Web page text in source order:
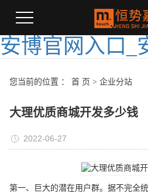
安博官网入口_
您当前的位置 ： 首 页 > 企业分站
大理优质商城开发多少钱
2022-06-27
第一、巨大的潜在用户群。据不完全